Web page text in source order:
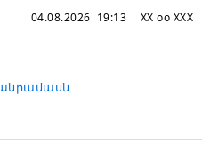
XX oo XXX
04.08.2026 19:13